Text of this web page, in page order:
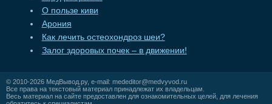
О пользе киви
Арония
Как лечить остеохондроз шеи?
Залог здоровых почек – в движении!
© 2010-2026 МедВывод.ру, e-mail: mededitor@medvyvod.ru
Все права на текстовый материал принадлежат их владельцам.
Весь материал на сайте предоставлен для ознакомительных целей, для лечения